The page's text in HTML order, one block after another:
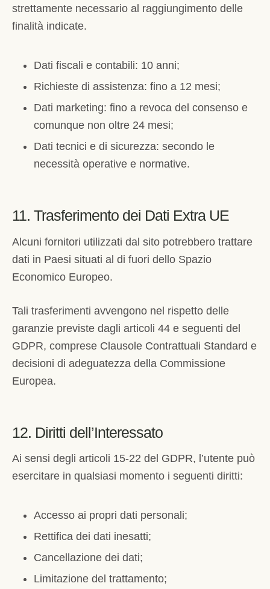
strettamente necessario al raggiungimento delle
finalità indicate.
Dati fiscali e contabili: 10 anni;
Richieste di assistenza: fino a 12 mesi;
Dati marketing: fino a revoca del consenso e
comunque non oltre 24 mesi;
Dati tecnici e di sicurezza: secondo le
necessità operative e normative.
11. Trasferimento dei Dati Extra UE
Alcuni fornitori utilizzati dal sito potrebbero trattare
dati in Paesi situati al di fuori dello Spazio
Economico Europeo.
Tali trasferimenti avvengono nel rispetto delle
garanzie previste dagli articoli 44 e seguenti del
GDPR, comprese Clausole Contrattuali Standard e
decisioni di adeguatezza della Commissione
Europea.
12. Diritti dell’Interessato
Ai sensi degli articoli 15-22 del GDPR, l’utente può
esercitare in qualsiasi momento i seguenti diritti:
Accesso ai propri dati personali;
Rettifica dei dati inesatti;
Cancellazione dei dati;
Limitazione del trattamento;